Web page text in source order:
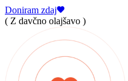
Doniram zdaj
( Z davčno olajšavo )